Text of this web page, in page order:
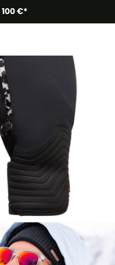
100 €*